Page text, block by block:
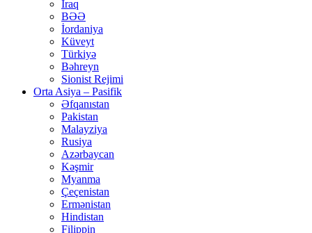
İraq
BƏƏ
İordaniya
Küveyt
Türkiyə
Bəhreyn
Sionist Rejimi
Orta Asiya – Pasifik
Əfqanıstan
Pakistan
Malayziya
Rusiya
Azərbaycan
Kəşmir
Myanma
Çeçenistan
Ermənistan
Hindistan
Filippin